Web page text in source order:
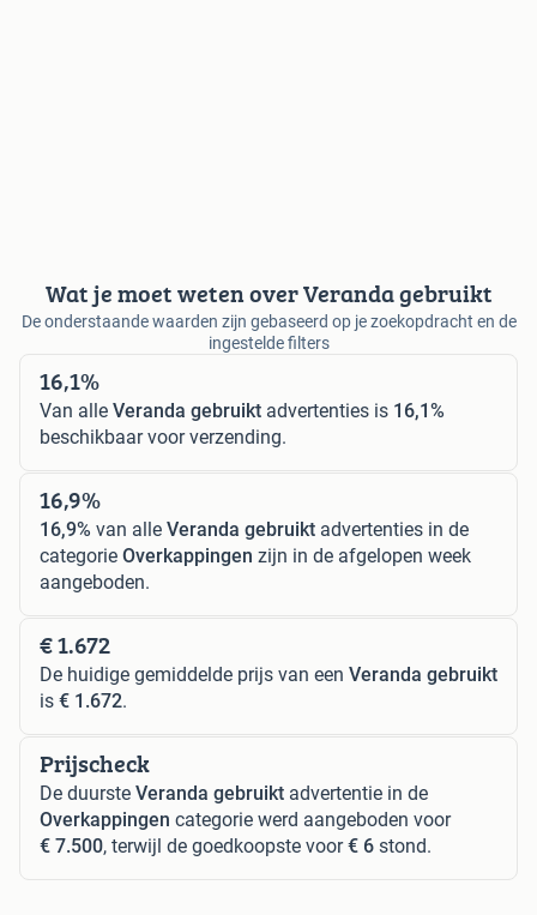
Wat je moet weten over Veranda gebruikt
De onderstaande waarden zijn gebaseerd op je zoekopdracht en de
ingestelde filters
16,1%
Van alle Veranda gebruikt advertenties is 16,1%
beschikbaar voor verzending.
16,9%
16,9% van alle Veranda gebruikt advertenties in de
categorie Overkappingen zijn in de afgelopen week
aangeboden.
€ 1.672
De huidige gemiddelde prijs van een Veranda gebruikt
is € 1.672.
Prijscheck
De duurste Veranda gebruikt advertentie in de
Overkappingen categorie werd aangeboden voor
€ 7.500, terwijl de goedkoopste voor€ 6 stond.